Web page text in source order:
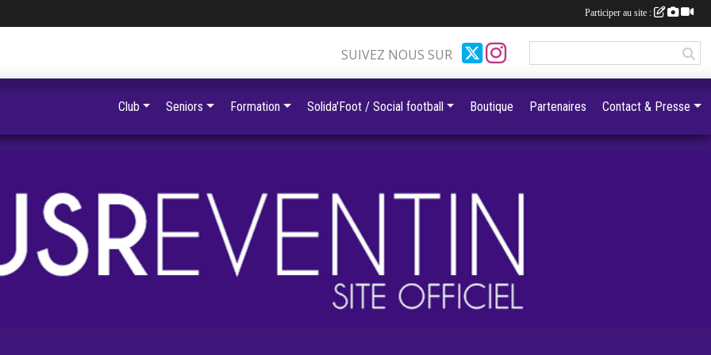
SUIVEZ NOUS SUR
Club Seniors Formation Solida'Foot / Social football Boutique Partenaires Contact & Presse
Participer au site :